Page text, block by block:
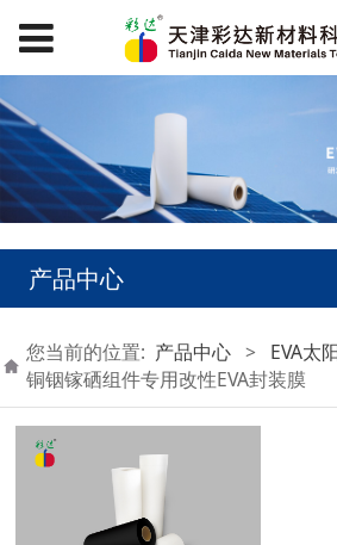
产品中心
您当前的位置: 产品中心 > EVA太
铜铟镓硒组件专用改性EVA封装膜